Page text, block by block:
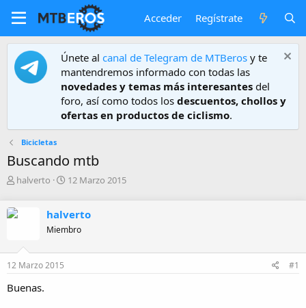
Acceder Regístrate
Únete al canal de Telegram de MTBeros y te
mantendremos informado con todas las
novedades y temas más interesantes del
foro, así como todos los descuentos, chollos y
ofertas en productos de ciclismo.
Bicicletas
Buscando mtb
A
o
halverto
F
h
a
e
12 Marzo 2015
halverto
Miembro
12 Marzo 2015 #1
Buenas.